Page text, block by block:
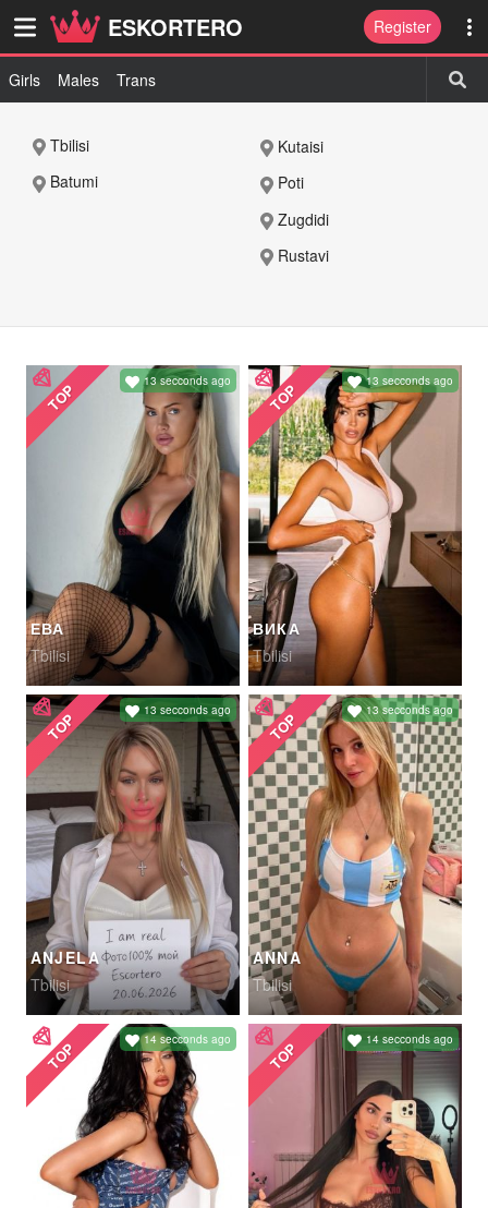
ESKORTERO Register
Girls Males Trans
Tbilisi
Batumi
Kutaisi
Poti
Zugdidi
Rustavi
ЕВА
Tbilisi
TOP 13 secconds ago
ВИКА
Tbilisi
TOP 13 secconds ago
ANJELA
Tbilisi
TOP 13 secconds ago
ANNA
Tbilisi
TOP 13 secconds ago
TOP 14 secconds ago TOP 14 secconds ago